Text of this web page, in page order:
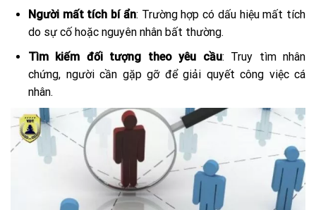
Người mất tích bí ẩn: Trường hợp có dấu hiệu mất tích
do sự cố hoặc nguyên nhân bất thường.
Tìm kiếm đối tượng theo yêu cầu: Truy tìm nhân
chứng, người cần gặp gỡ để giải quyết công việc cá
nhân.